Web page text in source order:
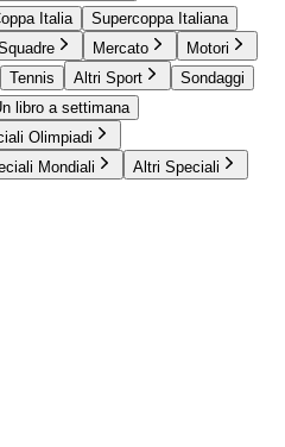
Italia
Supercoppa Italiana
Mercato
Motori
Tennis Altri Sport
Sondaggi
libro a settimana
Olimpiadi
Mondiali Altri Speciali